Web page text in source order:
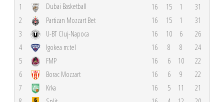
1 Dubai Basketball 16 15 1
31
2
Partizan Mozzart Bet 16 15 1
31
3
U-BT Cluj-Napoca 16 10 6
26
4
Igokea m:tel 16 8 8
24
5
FMP 16 6 10
22
6
Borac Mozzart 16 6 9
22
7
Krka 16 5 11
21